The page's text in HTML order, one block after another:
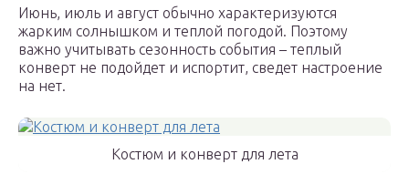
Июнь, июль и август обычно характеризуются
жарким солнышком и теплой погодой. Поэтому
важно учитывать сезонность события – теплый
конверт не подойдет и испортит, сведет настроение
на нет.
Костюм и конверт для лета